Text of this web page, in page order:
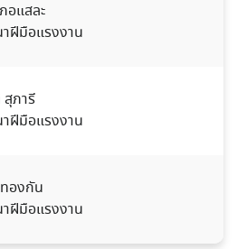
อแสละ
ฝีมือแรงงาน
ภารี
ฝีมือแรงงาน
องกัน
ฝีมือแรงงาน